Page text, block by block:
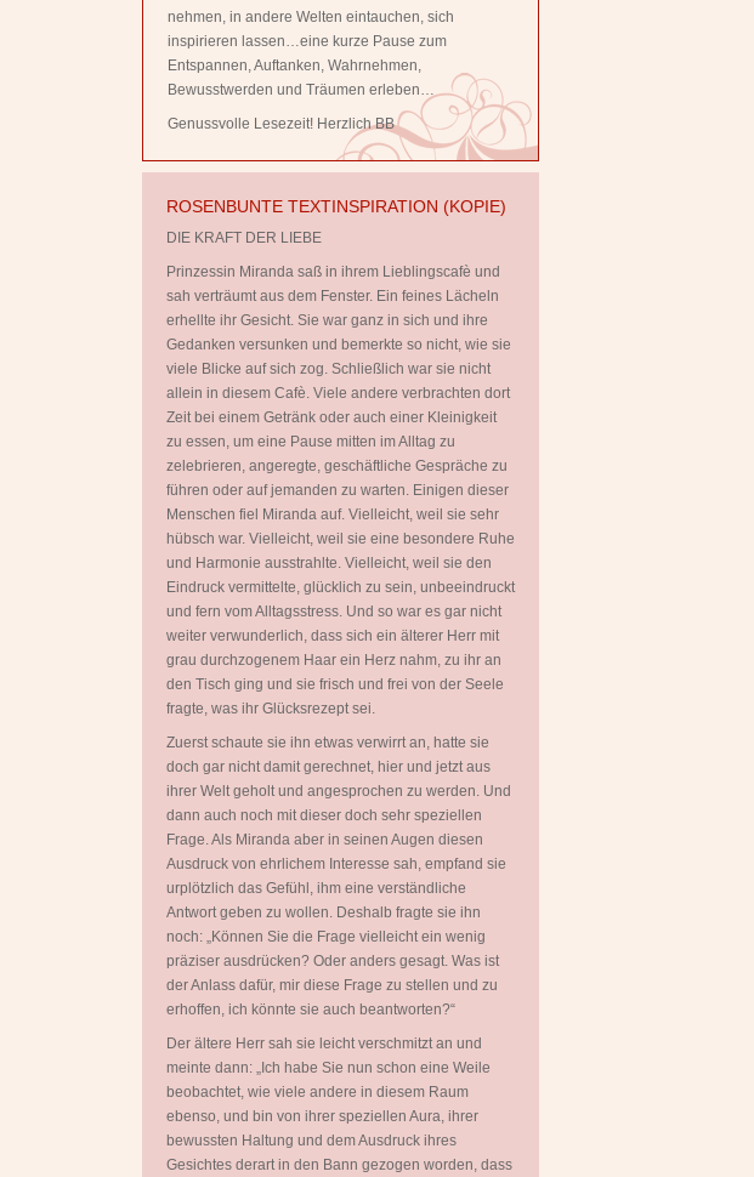
nehmen, in andere Welten eintauchen, sich
inspirieren lassen…eine kurze Pause zum
Entspannen, Auftanken, Wahrnehmen,
Bewusstwerden und Träumen erleben…
Genussvolle Lesezeit! Herzlich BB
ROSENBUNTE TEXTINSPIRATION (KOPIE)
DIE KRAFT DER LIEBE
Prinzessin Miranda saß in ihrem Lieblingscafè und
sah verträumt aus dem Fenster. Ein feines Lächeln
erhellte ihr Gesicht. Sie war ganz in sich und ihre
Gedanken versunken und bemerkte so nicht, wie sie
viele Blicke auf sich zog. Schließlich war sie nicht
allein in diesem Cafè. Viele andere verbrachten dort
Zeit bei einem Getränk oder auch einer Kleinigkeit
zu essen, um eine Pause mitten im Alltag zu
zelebrieren, angeregte, geschäftliche Gespräche zu
führen oder auf jemanden zu warten. Einigen dieser
Menschen fiel Miranda auf. Vielleicht, weil sie sehr
hübsch war. Vielleicht, weil sie eine besondere Ruhe
und Harmonie ausstrahlte. Vielleicht, weil sie den
Eindruck vermittelte, glücklich zu sein, unbeeindruckt
und fern vom Alltagsstress. Und so war es gar nicht
weiter verwunderlich, dass sich ein älterer Herr mit
grau durchzogenem Haar ein Herz nahm, zu ihr an
den Tisch ging und sie frisch und frei von der Seele
fragte, was ihr Glücksrezept sei.
Zuerst schaute sie ihn etwas verwirrt an, hatte sie
doch gar nicht damit gerechnet, hier und jetzt aus
ihrer Welt geholt und angesprochen zu werden. Und
dann auch noch mit dieser doch sehr speziellen
Frage. Als Miranda aber in seinen Augen diesen
Ausdruck von ehrlichem Interesse sah, empfand sie
urplötzlich das Gefühl, ihm eine verständliche
Antwort geben zu wollen. Deshalb fragte sie ihn
noch: „Können Sie die Frage vielleicht ein wenig
präziser ausdrücken? Oder anders gesagt. Was ist
der Anlass dafür, mir diese Frage zu stellen und zu
erhoffen, ich könnte sie auch beantworten?“
Der ältere Herr sah sie leicht verschmitzt an und
meinte dann: „Ich habe Sie nun schon eine Weile
beobachtet, wie viele andere in diesem Raum
ebenso, und bin von ihrer speziellen Aura, ihrer
bewussten Haltung und dem Ausdruck ihres
Gesichtes derart in den Bann gezogen worden, dass